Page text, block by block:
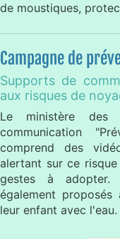
de moustiques,
Campagne de
Supports de
aux risques de
Le ministère
communication
comprend des
alertant sur ce
gestes à adopter.
également
leur enfant avec l'eau.